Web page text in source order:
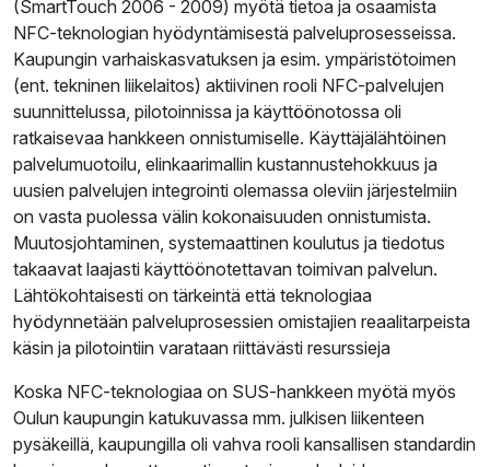
(SmartTouch 2006 - 2009) myötä tietoa ja osaamista
NFC-teknologian hyödyntämisestä palveluprosesseissa.
Kaupungin varhaiskasvatuksen ja esim. ympäristötoimen
(ent. tekninen liikelaitos) aktiivinen rooli NFC-palvelujen
suunnittelussa, pilotoinnissa ja käyttöönotossa oli
ratkaisevaa hankkeen onnistumiselle. Käyttäjälähtöinen
palvelumuotoilu, elinkaarimallin kustannustehokkuus ja
uusien palvelujen integrointi olemassa oleviin järjestelmiin
on vasta puolessa välin kokonaisuuden onnistumista.
Muutosjohtaminen, systemaattinen koulutus ja tiedotus
takaavat laajasti käyttöönotettavan toimivan palvelun.
Lähtökohtaisesti on tärkeintä että teknologiaa
hyödynnetään palveluprosessien omistajien reaalitarpeista
käsin ja pilotointiin varataan riittävästi resurssieja
Koska NFC-teknologiaa on SUS-hankkeen myötä myös
Oulun kaupungin katukuvassa mm. julkisen liikenteen
pysäkeillä, kaupungilla oli vahva rooli kansallisen standardin